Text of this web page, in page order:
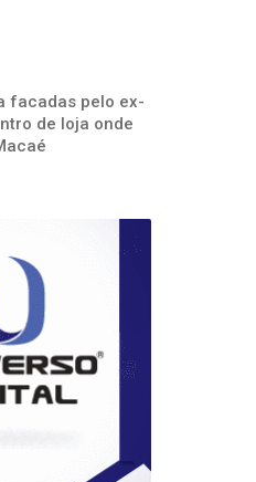
facadas pelo ex-
de loja onde